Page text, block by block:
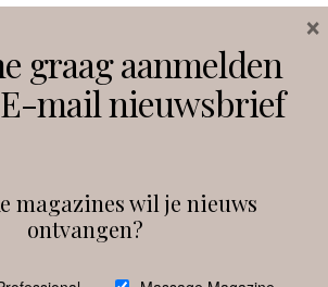
Facebook
graag aanmelden
mail nieuwsbrief
magazines wil je nieuws
ontvangen?
×